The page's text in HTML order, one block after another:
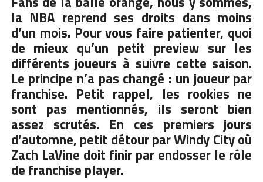
la NBA reprend ses droits dans moins
d’un mois. Pour vous faire patienter, quoi
de mieux qu’un petit preview sur les
différents joueurs à suivre cette saison.
Le principe n’a pas changé : un joueur par
franchise. Petit rappel, les rookies ne
sont pas mentionnés, ils seront bien
assez scrutés. En ces premiers jours
d’automne, petit détour par Windy City où
Zach LaVine doit finir par endosser le rôle
de franchise player.